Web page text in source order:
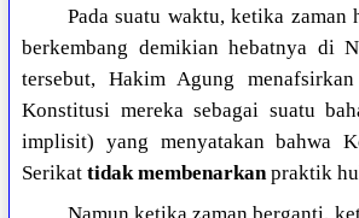
Pada suatu waktu, ketika zaman
berkembang demikian hebatnya di
tersebut, Hakim Agung
Konstitusi mereka sebagai suatu
implisit) yang menyatakan bahwa
Serikattidak membenarkanpraktik